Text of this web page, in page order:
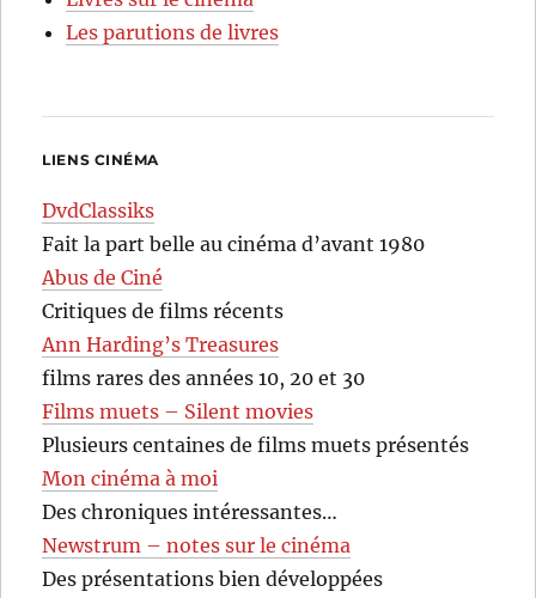
Les parutions de livres
LIENS CINÉMA
DvdClassiks
Fait la part belle au cinéma d’avant 1980
Abus de Ciné
Critiques de films récents
Ann Harding’s Treasures
films rares des années 10, 20 et 30
Films muets – Silent movies
Plusieurs centaines de films muets présentés
Mon cinéma à moi
Des chroniques intéressantes…
Newstrum – notes sur le cinéma
Des présentations bien développées